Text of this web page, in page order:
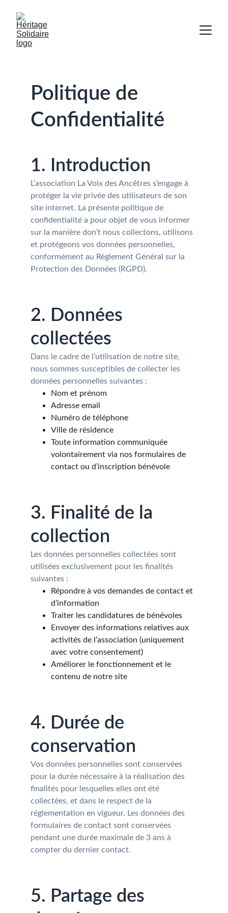
Politique de
Confidentialité
1. Introduction
L’association La Voix des Ancêtres s’engage à
protéger la vie privée des utilisateurs de son
site internet. La présente politique de
confidentialité a pour objet de vous informer
sur la manière don’t nous collectons, utilisons
et protégeons vos données personnelles,
conformément au Règlement Général sur la
Protection des Données (RGPD).
2. Données
collectées
Dans le cadre de l’utilisation de notre site,
nous sommes susceptibles de collecter les
données personnelles suivantes :
Nom et prénom
Adresse email
Numéro de téléphone
Ville de résidence
Toute information communiquée
volontairement via nos formulaires de
contact ou d’inscription bénévole
3. Finalité de la
collection
Les données personnelles collectées sont
utilisées exclusivement pour les finalités
suivantes :
Répondre à vos demandes de contact et
d’information
Traiter les candidatures de bénévoles
Envoyer des informations relatives aux
activités de l’association (uniquement
avec votre consentement)
Améliorer le fonctionnement et le
contenu de notre site
4. Durée de
conservation
Vos données personnelles sont conservées
pour la durée nécessaire à la réalisation des
finalités pour lesquelles elles ont été
collectées, et dans le respect de la
réglementation en vigueur. Les données des
formulaires de contact sont conservées
pendant une durée maximale de 3 ans à
compter du dernier contact.
5. Partage des